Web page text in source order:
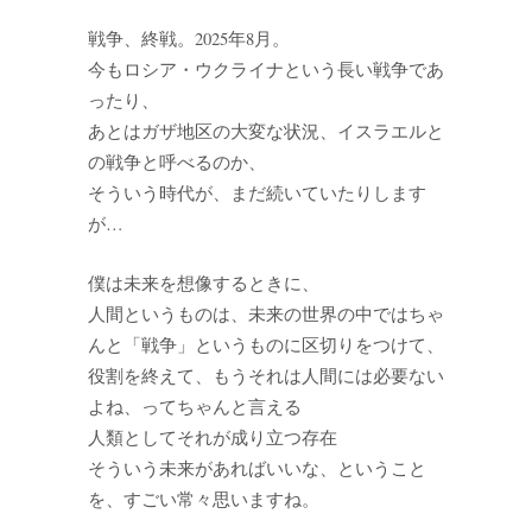
戦争、終戦。2025年8月。
今もロシア・ウクライナという長い戦争であ
ったり、
あとはガザ地区の大変な状況、イスラエルと
の戦争と呼べるのか、
そういう時代が、まだ続いていたりします
が…
僕は未来を想像するときに、
人間というものは、未来の世界の中ではちゃ
んと「戦争」というものに区切りをつけて、
役割を終えて、もうそれは人間には必要ない
よね、ってちゃんと言える
人類としてそれが成り立つ存在
そういう未来があればいいな、ということ
を、すごい常々思いますね。